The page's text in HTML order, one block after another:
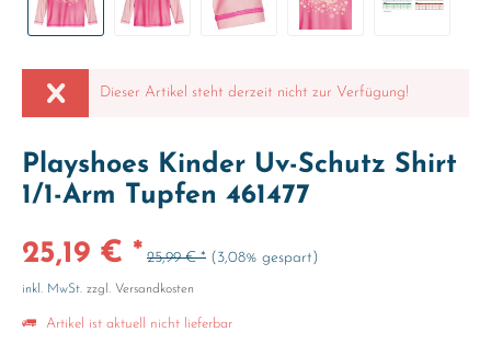
Dieser Artikel steht derzeit nicht zur Verfügung!
Playshoes Kinder Uv-Schutz Shirt
1/1-Arm Tupfen 461477
25,19 € * 25,99 € * (3,08% gespart)
inkl. MwSt. zzgl. Versandkosten
Artikel ist aktuell nicht lieferbar